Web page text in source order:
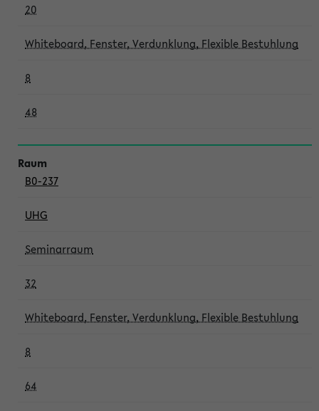
20
Whiteboard, Fenster, Verdunklung, Flexible Bestuhlung
8
48
B0-237
UHG
Seminarraum
32
Whiteboard, Fenster, Verdunklung, Flexible Bestuhlung
8
64